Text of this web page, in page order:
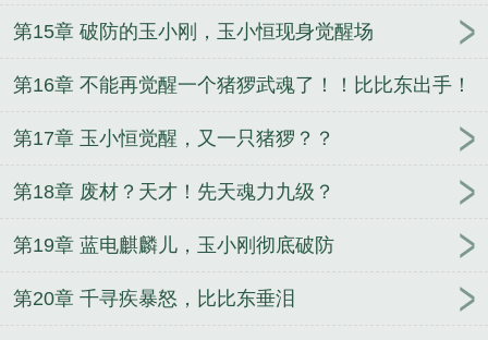
第15章 破防的玉小刚，玉小恒现身觉醒场
第16章 不能再觉醒一个猪猡武魂了！！比比东出手！
第17章 玉小恒觉醒，又一只猪猡？？
第18章 废材？天才！先天魂力九级？
第19章 蓝电麒麟儿，玉小刚彻底破防
第20章 千寻疾暴怒，比比东垂泪